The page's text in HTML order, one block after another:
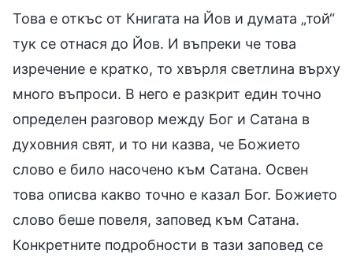
Това е откъс от Книгата на Йов и думата „той“
тук се отнася до Йов. И въпреки че това
изречение е кратко, то хвърля светлина върху
много въпроси. В него е разкрит един точно
определен разговор между Бог и Сатана в
духовния свят, и то ни казва, че Божието
слово е било насочено към Сатана. Освен
това описва какво точно е казал Бог. Божието
слово беше повеля, заповед към Сатана.
Конкретните подробности в тази заповед се